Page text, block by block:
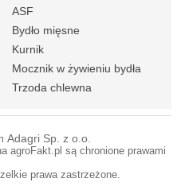
ASF
Bydło mięsne
Kurnik
Mocznik w żywieniu bydła
Trzoda chlewna
Adagri Sp. z o.o.
agroFakt.pl są chronione prawami
prawa zastrzeżone.